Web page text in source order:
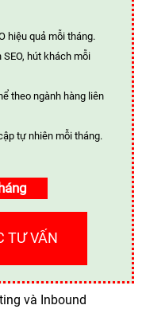
hiệu quả mỗi tháng.
hút khách mỗi
theo ngành hàng liên
tự nhiên mỗi tháng.
TƯ VẤN
và Inbound